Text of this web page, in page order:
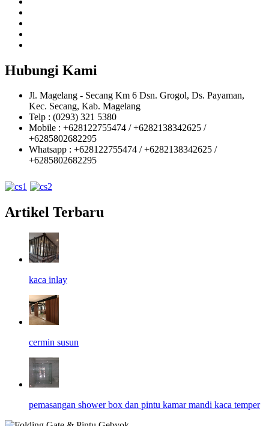
Hubungi Kami
Jl. Magelang - Secang Km 6 Dsn. Grogol, Ds. Payaman,
Kec. Secang, Kab. Magelang
Telp : (0293) 321 5380
Mobile : +628122755474 / +6282138342625 /
+6285802682295
Whatsapp : +628122755474 / +6282138342625 /
+6285802682295
Artikel Terbaru
kaca inlay
cermin susun
pemasangan shower box dan pintu kamar mandi kaca temper